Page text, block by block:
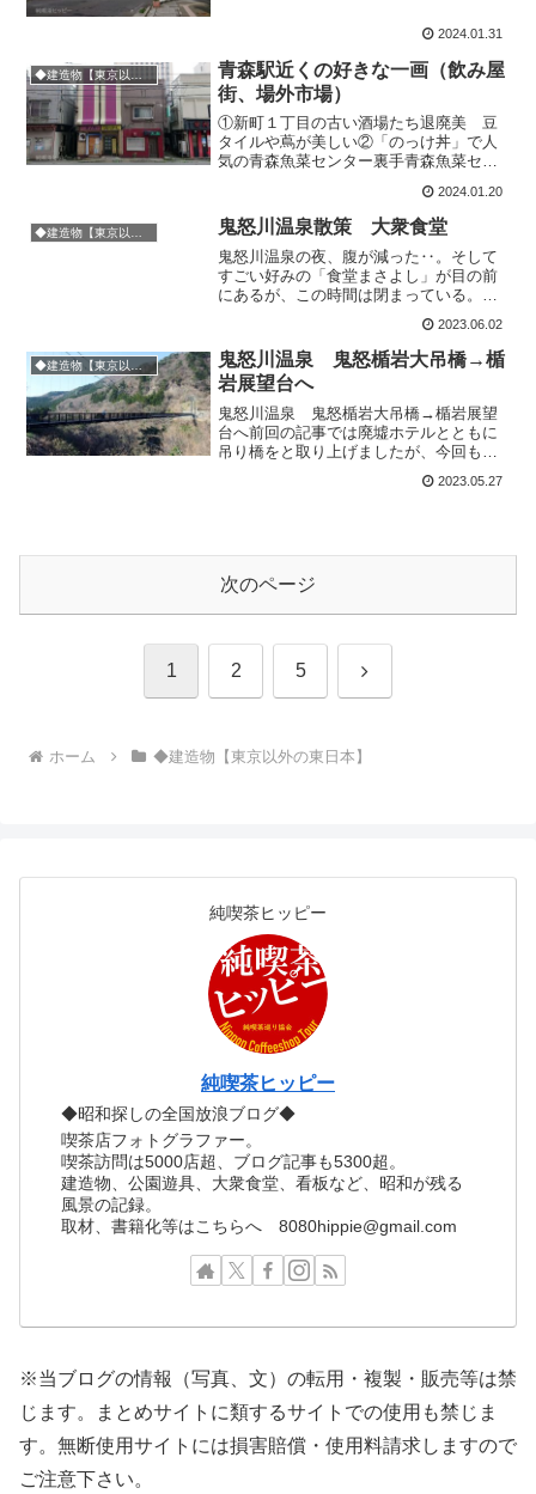
破産してしまったそうですがビルとテナ
んやさんどちらもになる、...
2024.01.31
◆建造物【東京以外の東日本】
青森駅近くの好きな一画（飲み屋
街、場外市場）
①新町１丁目の古い酒場たち退廃美 豆
タイルや蔦が美しい②「のっけ丼」で人
気の青森魚菜センター裏手青森魚菜セン
丁目）。この奥魚菜センタアラスカさん
て地元のデパートかなと思ったけど結婚
式場なんだって
2024.01.20
鬼怒川温泉散策 大衆食堂
鬼怒川温泉の夜、腹が減った‥。そして
すごい好みの「食堂まさよし」が目の前
にあるが、この時間は閉まっている。ど
てましたよ。さて、「食堂まさよし」が
閉まっていたので、営業している食堂を
探したがほとんどない。た...
2023.06.02
◆建造物【東京以外の東日本】
鬼怒川温泉 鬼怒楯岩大吊橋→楯
岩展望台へ
鬼怒川温泉 鬼怒楯岩大吊橋→楯岩展望
台へ前回の記事では廃墟ホテルとともに
吊り橋をと取り上げましたが、今回も別
橋。大きいですね!渡ってみようっと。鬼
2023.05.27
次のページ
1 2 5 次
ホーム ◆建造物【東京以外の東日本】
純喫茶ヒッピー
純喫茶ヒッピー
◆昭和探しの全国放浪ブログ◆
喫茶店フォトグラファー。
喫茶訪問は5000店超、ブログ記事も5300超。
建造物、公園遊具、大衆食堂、看板など、昭和が残る
風景の記録。
取材、書籍化等はこちらへ 8080hippie@gmail.com
※当ブログの情報（写真、文）の転用・複製・販売等は禁
じます。まとめサイトに類するサイトでの使用も禁じま
す。無断使用サイトには損害賠償・使用料請求しますので
ご注意下さい。